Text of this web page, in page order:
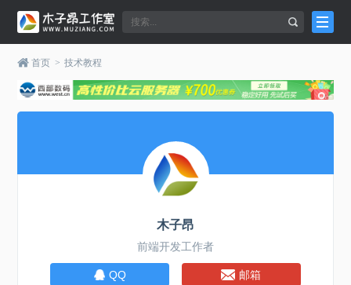
首页 > 技术教程
木子昂
前端开发工作者
QQ 邮箱